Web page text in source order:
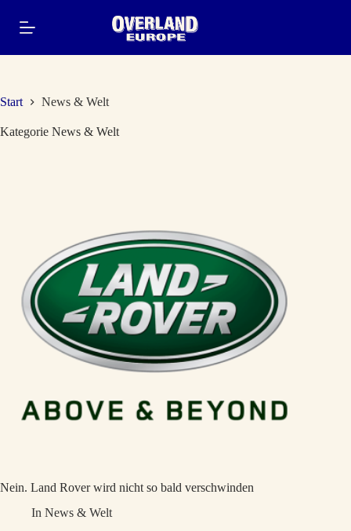
Inhalt
springen
Start News & Welt
Kategorie News & Welt
Nein. Land Rover wird nicht so bald verschwinden
In News & Welt